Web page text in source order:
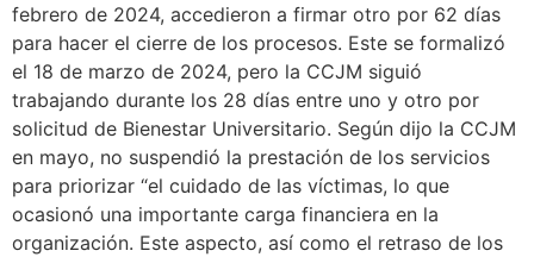
febrero de 2024, accedieron a firmar otro por 62 días
para hacer el cierre de los procesos. Este se formalizó
el 18 de marzo de 2024, pero la CCJM siguió
trabajando durante los 28 días entre uno y otro por
solicitud de Bienestar Universitario. Según dijo la CCJM
en mayo, no suspendió la prestación de los servicios
para priorizar “el cuidado de las víctimas, lo que
ocasionó una importante carga financiera en la
organización. Este aspecto, así como el retraso de los